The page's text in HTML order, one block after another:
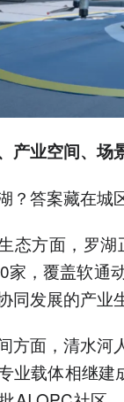
产业空间、场
？答案藏在城
态方面，罗湖
家，覆盖软通
同发展的产业
方面，清水河
业载体相继